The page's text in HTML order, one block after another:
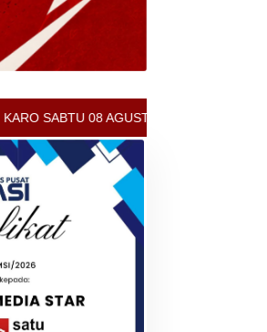
AGUSTUS 2026 - ARCIS BERASTAGI :